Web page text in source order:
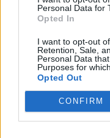
Personal Data for
Opted In
I want to opt-out
Retention, Sale,
Personal Data
Purposes for
Opted Out
CONFIRM
Πουέρτο Ρίκο